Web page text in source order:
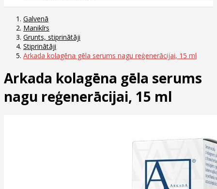
Galvenā
Manikīrs
Grunts, stiprinātāji
Stiprinātāji
Arkada kolagēna gēla serums nagu reģenerācijai, 15 ml
Arkada kolagēna gēla serums
nagu reģenerācijai, 15 ml